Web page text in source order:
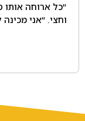
“כל ארוחה אותו
וחצי. “אני